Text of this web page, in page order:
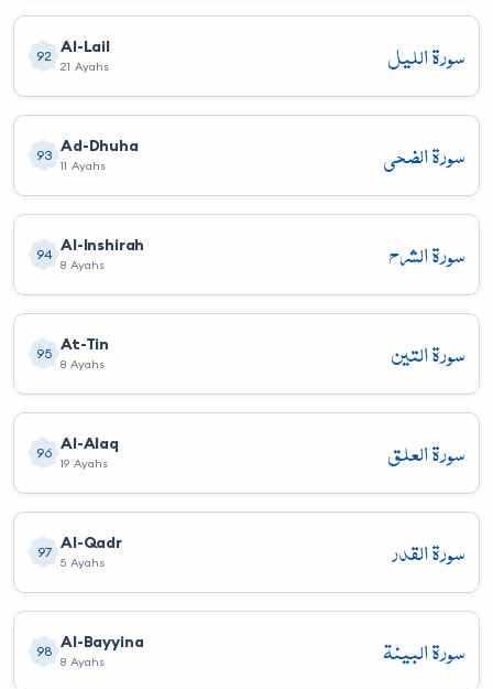
92 Al-Lail
21 Ayahs سورة الليل
93 Ad-Dhuha
11 Ayahs سورة الضحى
94 Al-Inshirah
8 Ayahs سورة الشرح
95 At-Tin
8 Ayahs سورة التين
96 Al-Alaq
19 Ayahs سورة العلق
97 Al-Qadr
5 Ayahs سورة القدر
98 Al-Bayyina
8 Ayahs سورة البينة